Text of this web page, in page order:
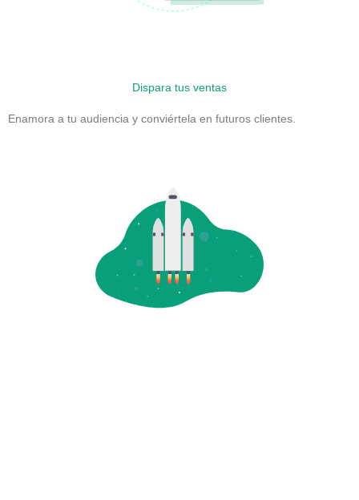
Dispara tus ventas
Enamora a tu audiencia y conviértela en futuros clientes.